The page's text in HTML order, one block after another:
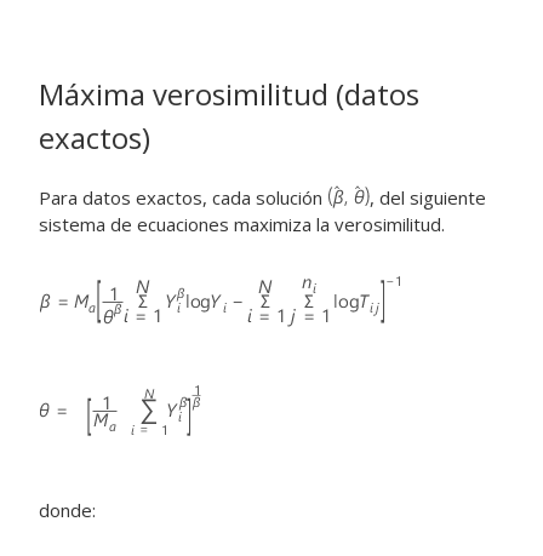
Máxima verosimilitud (datos
exactos)
Para datos exactos, cada solución
, del siguiente
sistema de ecuaciones maximiza la verosimilitud.
donde: